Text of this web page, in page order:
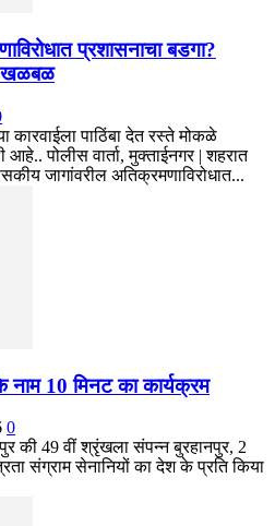
प्रशासनाचा बडगा?
खळबळ
कारवाईला पाठिंबा देत रस्ते मोकळे
पोलीस वार्ता, मुक्ताईनगर | शहरात
जागांवरील अतिक्रमणाविरोधात...
नाम 10 मिनट का कार्यक्रम
0
की 49 वीं श्रृंखला संपन्न बुरहानपुर, 2
संग्राम सेनानियों का देश के प्रति किया